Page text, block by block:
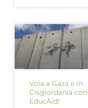
Vola a Gaza e in
Cisgiordania con
EducAid!